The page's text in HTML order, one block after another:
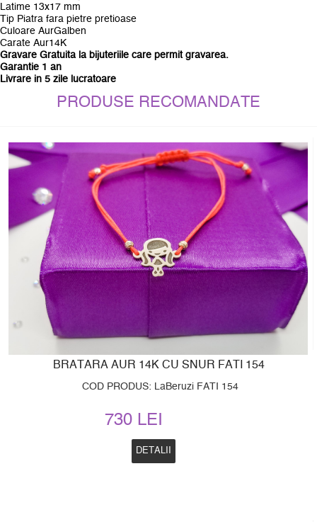
Latime 13x17 mm
Tip Piatra fara pietre pretioase
Culoare AurGalben
Carate Aur14K
Gravare Gratuita la bijuteriile care permit gravarea.
Garantie 1 an
Livrare in 5 zile lucratoare
PRODUSE RECOMANDATE
BRATARA AUR 14K CU SNUR FATI 154
COD PRODUS: LaBeruzi FATI 154
730 LEI
DETALII